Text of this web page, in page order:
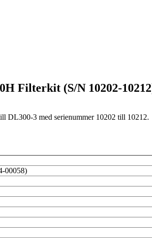
Filterkit (S/N 10202-
DL300-3 med serienummer 10202 till 10212.
00058)